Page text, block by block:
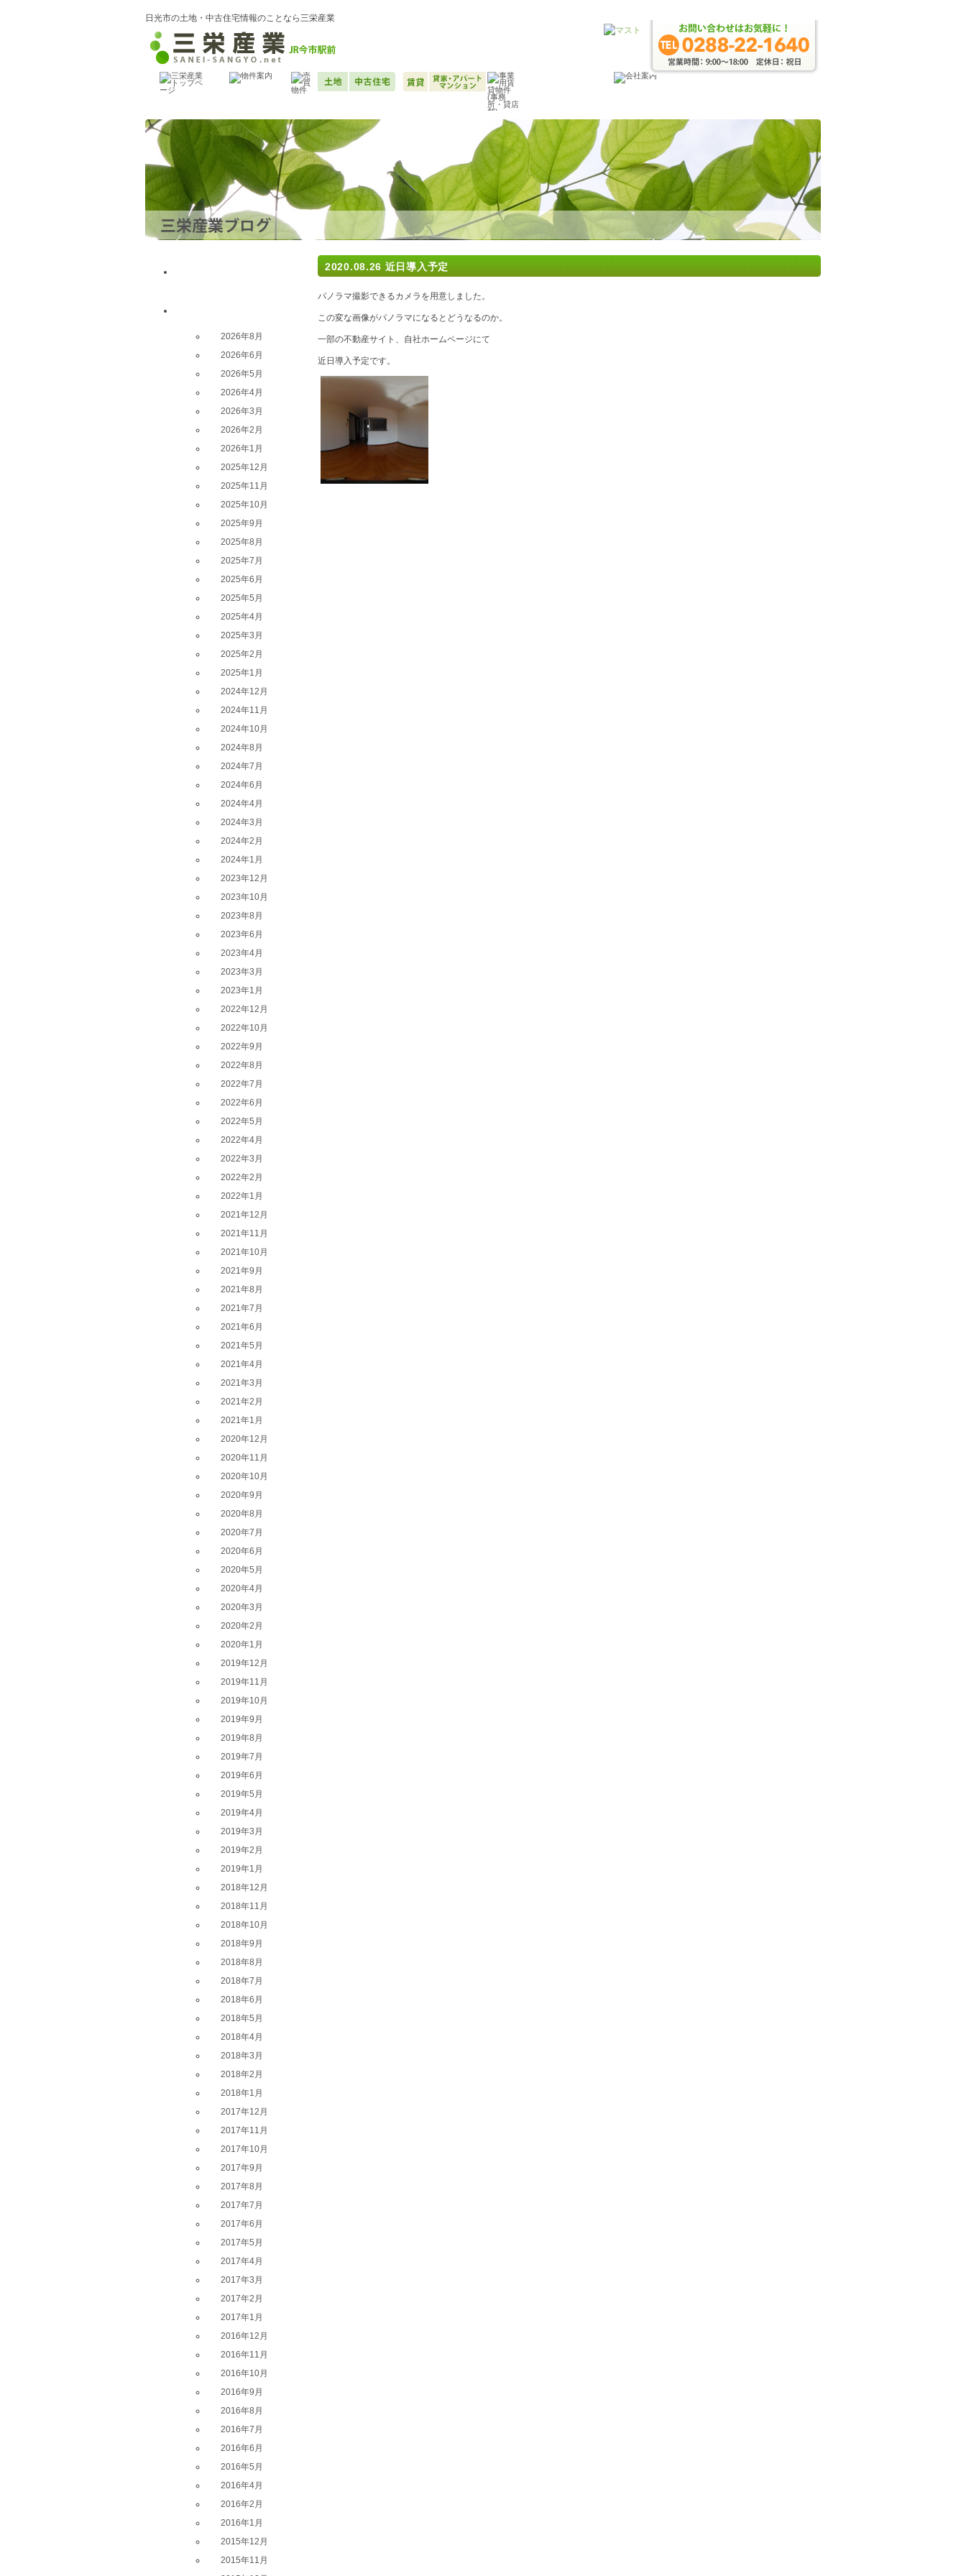
日光市の土地・中古住宅情報のことなら三栄産業
2020.08.26 近日導入予定
パノラマ撮影できるカメラを用意しました。
この変な画像がパノラマになるとどうなるのか。
一部の不動産サイト、自社ホームページにて
近日導入予定です。
2026年8月
2026年6月
2026年5月
2026年4月
2026年3月
2026年2月
2026年1月
2025年12月
2025年11月
2025年10月
2025年9月
2025年8月
2025年7月
2025年6月
2025年5月
2025年4月
2025年3月
2025年2月
2025年1月
2024年12月
2024年11月
2024年10月
2024年8月
2024年7月
2024年6月
2024年4月
2024年3月
2024年2月
2024年1月
2023年12月
2023年10月
2023年8月
2023年6月
2023年4月
2023年3月
2023年1月
2022年12月
2022年10月
2022年9月
2022年8月
2022年7月
2022年6月
2022年5月
2022年4月
2022年3月
2022年2月
2022年1月
2021年12月
2021年11月
2021年10月
2021年9月
2021年8月
2021年7月
2021年6月
2021年5月
2021年4月
2021年3月
2021年2月
2021年1月
2020年12月
2020年11月
2020年10月
2020年9月
2020年8月
2020年7月
2020年6月
2020年5月
2020年4月
2020年3月
2020年2月
2020年1月
2019年12月
2019年11月
2019年10月
2019年9月
2019年8月
2019年7月
2019年6月
2019年5月
2019年4月
2019年3月
2019年2月
2019年1月
2018年12月
2018年11月
2018年10月
2018年9月
2018年8月
2018年7月
2018年6月
2018年5月
2018年4月
2018年3月
2018年2月
2018年1月
2017年12月
2017年11月
2017年10月
2017年9月
2017年8月
2017年7月
2017年6月
2017年5月
2017年4月
2017年3月
2017年2月
2017年1月
2016年12月
2016年11月
2016年10月
2016年9月
2016年8月
2016年7月
2016年6月
2016年5月
2016年4月
2016年2月
2016年1月
2015年12月
2015年11月